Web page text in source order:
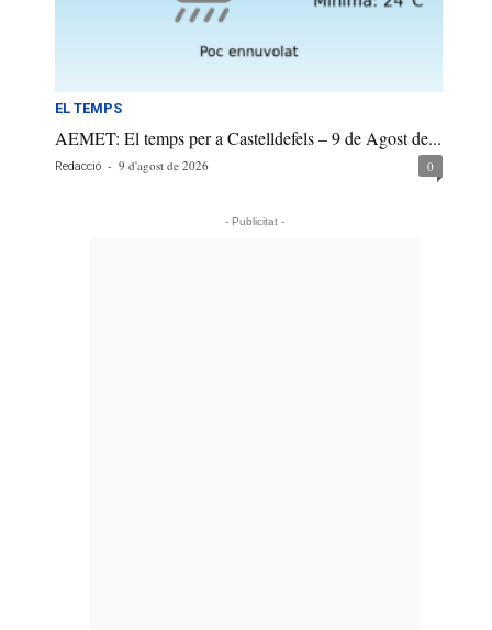
EL TEMPS
AEMET: El temps per a Castelldefels – 9 de Agost de...
Redacció - 9 d'agost de 2026 0
- Publicitat -